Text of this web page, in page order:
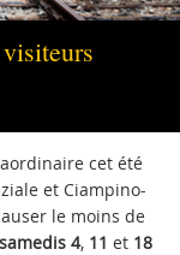
cet été
et Ciampino-
le moins de
samedis 4,11 et 18